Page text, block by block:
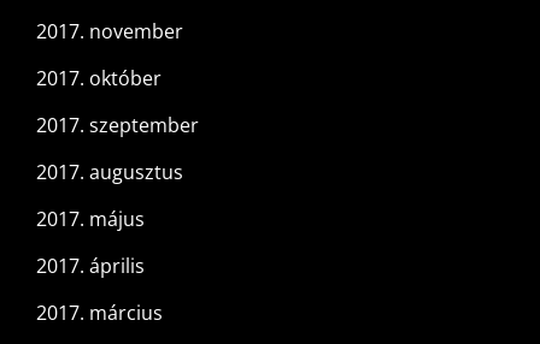
2017. november
2017. október
2017. szeptember
2017. augusztus
2017. május
2017. április
2017. március